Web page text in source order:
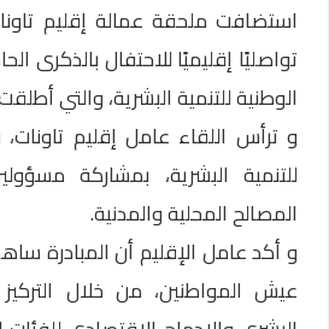
استضافت ملحقة عمالة إقليم
تواصليًا إقليميًا للاحتفال بالذكرى
الوطنية للتنمية البشرية، والتي أطلقت
و ترأس اللقاء عامل إقليم تاونات،
للتنمية البشرية، بمشاركة
المصالح المحلية والمدنية.
و أكد عامل الإقليم أن
عيش المواطنين، من خلال